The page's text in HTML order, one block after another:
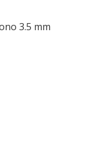
3.5 mm